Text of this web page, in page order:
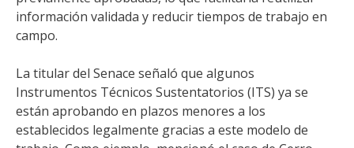
información validada y reducir tiempos de trabajo en
campo.
La titular del Senace señaló que algunos
Instrumentos Técnicos Sustentatorios (ITS) ya se
están aprobando en plazos menores a los
establecidos legalmente gracias a este modelo de